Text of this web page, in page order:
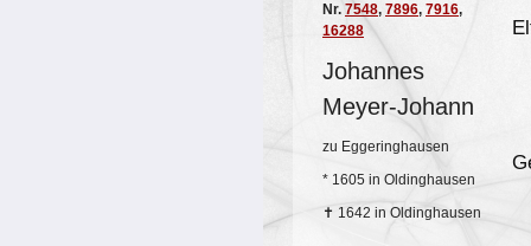
Nr. 7548, 7896, 7916,
16288
Johannes
Meyer-Johann
zu Eggeringhausen
* 1605 in Oldinghausen
✝ 1642 in Oldinghausen